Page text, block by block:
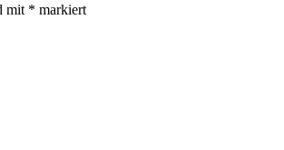
mit * markiert